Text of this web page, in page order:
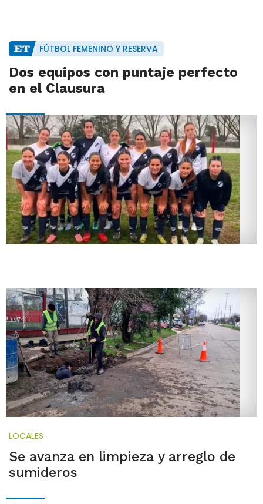
FÚTBOL FEMENINO Y RESERVA
Dos equipos con puntaje perfecto
en el Clausura
LOCALES
Se avanza en limpieza y arreglo de
sumideros